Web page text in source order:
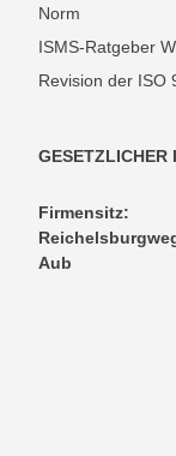
Norm
ISMS-Ratgeber
Revision der ISO
GESETZLICHER
Firmensitz:
Aub